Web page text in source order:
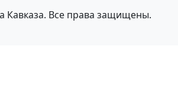
Кавказа. Все права защищены.